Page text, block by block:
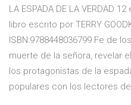
LA ESPADA DE LA VERDAD
libro escrito por TERRY
ISBN:9788448036799 Fe de
muerte de la señora, revelar
los protagonistas de la
populares con los lectores